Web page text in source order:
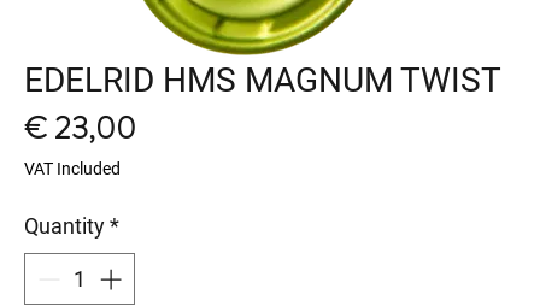
EDELRID HMS MAGNUM TWIST
€ 23,00
VAT Included
Quantity*